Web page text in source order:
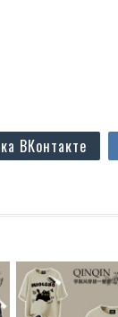
ВКонтакте